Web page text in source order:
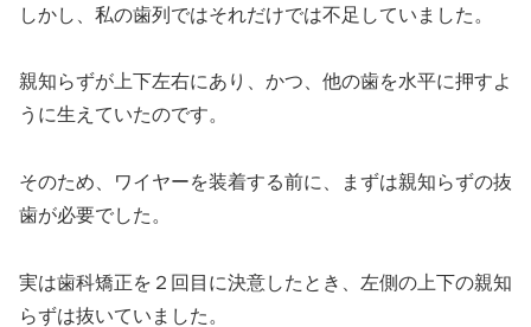
しかし、私の歯列ではそれだけでは不足していました。
親知らずが上下左右にあり、かつ、他の歯を水平に押すよ
うに生えていたのです。
そのため、ワイヤーを装着する前に、まずは親知らずの抜
歯が必要でした。
実は歯科矯正を２回目に決意したとき、左側の上下の親知
らずは抜いていました。